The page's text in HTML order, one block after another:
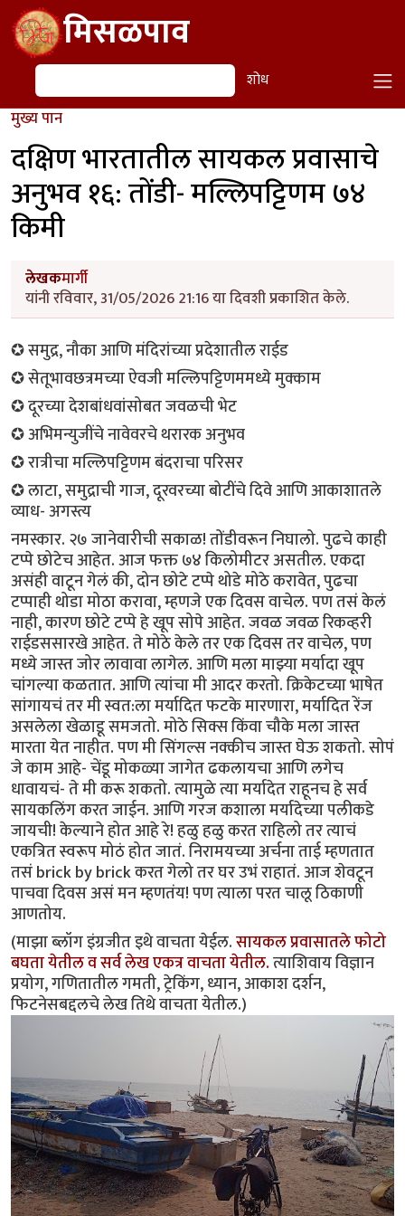
Skip to main contentमिसळपाव
शोध शोध
मुख्य पान
दक्षिण भारतातील सायकल प्रवासाचे
अनुभव १६: तोंडी- मल्लिपट्टिणम ७४
किमी
लेखकमार्गी
यांनी रविवार, 31/05/2026 21:16 या दिवशी प्रकाशित केले.
✪ समुद्र, नौका आणि मंदिरांच्या प्रदेशातील राईड
✪ सेतूभावछत्रमच्या ऐवजी मल्लिपट्टिणममध्ये मुक्काम
✪ दूरच्या देशबांधवांसोबत जवळची भेट
✪ अभिमन्युजींचे नावेवरचे थरारक अनुभव
✪ रात्रीचा मल्लिपट्टिणम बंदराचा परिसर
✪ लाटा, समुद्राची गाज, दूरवरच्या बोटींचे दिवे आणि आकाशातले
व्याध- अगस्त्य
नमस्कार. २७ जानेवारीची सकाळ! तोंडीवरून निघालो. पुढचे काही
टप्पे छोटेच आहेत. आज फक्त ७४ किलोमीटर असतील. एकदा
असंही वाटून गेलं की, दोन छोटे टप्पे थोडे मोठे करावेत, पुढचा
टप्पाही थोडा मोठा करावा, म्हणजे एक दिवस वाचेल. पण तसं केलं
नाही, कारण छोटे टप्पे हे खूप सोपे आहेत. जवळ जवळ रिकव्हरी
राईडससारखे आहेत. ते मोठे केले तर एक दिवस तर वाचेल, पण
मध्ये जास्त जोर लावावा लागेल. आणि मला माझ्या मर्यादा खूप
चांगल्या कळतात. आणि त्यांचा मी आदर करतो. क्रिकेटच्या भाषेत
सांगायचं तर मी‌ स्वत:ला मर्यादित फटके मारणारा, मर्यादित रेंज
असलेला खेळाडू समजतो. मोठे सिक्स किंवा चौके मला जास्त
मारता येत नाहीत. पण मी सिंगल्स नक्कीच जास्त घेऊ शकतो. सोपं
जे काम आहे- चेंडू मोकळ्या जागेत ढकलायचा आणि लगेच
धावायचं- ते मी करू शकतो. त्यामुळे त्या मर्यादेत राहूनच हे सर्व
सायकलिंग करत जाईन. आणि गरज कशाला मर्यादेच्या पलीकडे
जायची! केल्याने होत आहे रे! हळु हळु करत राहिलो तर त्याचं
एकत्रित स्वरूप मोठं होत जातं. निरामयच्या अर्चना ताई म्हणतात
तसं brick by brick करत गेलो तर घर उभं राहातं. आज शेवटून
पाचवा दिवस असं मन म्हणतंय! पण त्याला परत चालू ठिकाणी
आणतोय.
(माझा ब्लॉग इंग्रजीत इथे वाचता येईल.सायकल प्रवासातले फोटो
बघता येतील‌ व सर्व लेख एकत्र वाचता येतील.त्याशिवाय विज्ञान
प्रयोग, गणितातील गमती, ट्रेकिंग, ध्यान, आकाश दर्शन,
फिटनेसबद्दलचे लेख तिथे वाचता येतील.)